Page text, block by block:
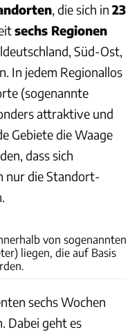
, die sich in 23
sechs Regionen
Süd-Ost,
In jedem Regionallos
(sogenannte
attraktive und
Gebiete die Waage
dass sich
nur die Standort-
von sogenannten
liegen, die auf Basis
sechs Wochen
Dabei geht es